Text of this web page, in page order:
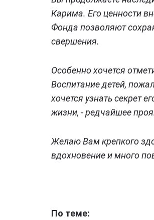
Карима. Его ценности
Фонда позволяют
свершения.
Особенно хочется
Воспитание детей,
хочется узнать секрет
жизни, - редчайшее
Желаю Вам крепкого
вдохновение и много
По теме: